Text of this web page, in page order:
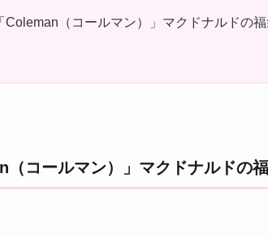
Coleman（コールマン）」マクドナルドの
コールマン）」マクドナルドの